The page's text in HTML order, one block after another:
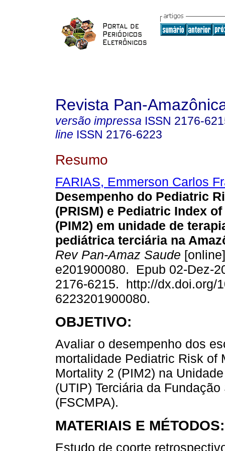
Revista Pan-
versão impressa ISSN 2176-
line ISSN 2176-6223
Resumo
FARIAS, Emmerson Carlos
Desempenho do Pediatric
(PRISM) e Pediatric Index
(PIM2) em unidade de
pediátrica terciária na
Rev Pan-Amaz Saude
e201900080. Epub 02-Dez-
2176-6215. http://dx.doi.org/
6223201900080.
OBJETIVO:
Avaliar o desempenho dos
mortalidade Pediatric Risk of
Mortality 2 (PIM2) na
(UTIP) Terciária da
(FSCMPA).
MATERIAIS E MÉTODOS:
Estudo de coorte